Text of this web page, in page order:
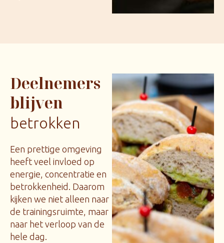
Deelnemers
blijven
betrokken
Een prettige omgeving
heeft veel invloed op
energie, concentratie en
betrokkenheid. Daarom
kijken we niet alleen naar
de trainingsruimte, maar
naar het verloop van de
hele dag.